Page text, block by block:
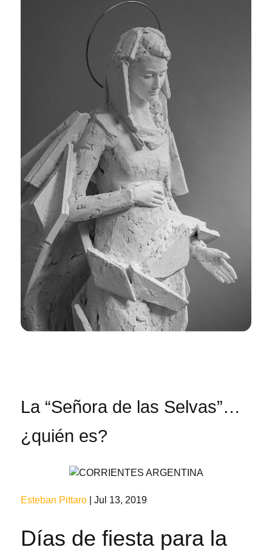
La “Señora de las Selvas”…
¿quién es?
Esteban Pittaro | Jul 13, 2019
Días de fiesta para la